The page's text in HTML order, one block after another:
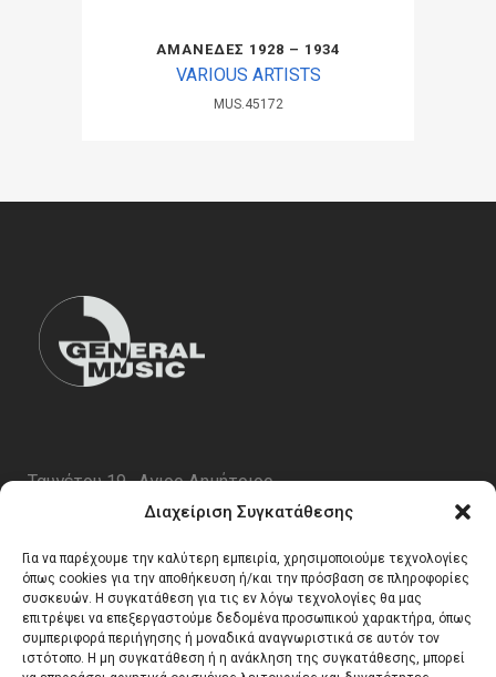
Διαχείριση Συγκατάθεσης
Για να παρέχουμε την καλύτερη εμπειρία, χρησιμοποιούμε τεχνολογίες
όπως cookies για την αποθήκευση ή/και την πρόσβαση σε πληροφορίες
συσκευών. Η συγκατάθεση για τις εν λόγω τεχνολογίες θα μας
επιτρέψει να επεξεργαστούμε δεδομένα προσωπικού χαρακτήρα, όπως
συμπεριφορά περιήγησης ή μοναδικά αναγνωριστικά σε αυτόν τον
ιστότοπο. Η μη συγκατάθεση ή η ανάκληση της συγκατάθεσης, μπορεί
ΑΜΑΝΕΔΕΣ 1928 – 1934
VARIOUS ARTISTS
MUS.45172
Ταυγέτου 19 , Αγιος Δημήτριος
email:info@generalmusic.gr
Ωρες Λειτουργίας: